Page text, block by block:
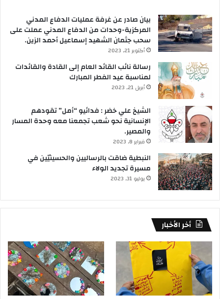
بيان صادر عن غرفة عمليات الدفاع المدني
المركزية-وحدات من الدفاع المدني عملت على
سحب جثمان الشهيد إسماعيل أحمد الزين.
أكتوبر 21, 2023
رسالة نائب القائد العام إلى القادة والقائدات
لمناسبة عيد الفطر المبارك
أبريل 21, 2023
الشيخ علي خضر : فدائيو “أمل” تقودهم
الإنسانية نحو شعب تجمعنا معه وحدة المسار
والمصير.
فبراير 8, 2023
النبطية ضاقت بالرساليين والحسينيّين في
مسيرة تجديد الولاء
يوليو 31, 2023
أخر الأخبار